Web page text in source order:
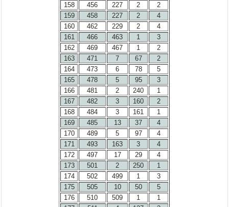
158
456 227 2
2
159
458 227 2
4
160
462 229 2
4
161
466 463 1
3
162
469 467 1
2
163
471 7 67
2
164
473 6 78
5
165
478 5 95
3
166
481 2 240
1
167
482 3 160
2
168
484 3 161
1
169
485 13 37
4
170
489 5 97
4
171
493 163 3
4
172
497 17 29
4
173
501 2 250
1
174
502 499 1
3
175
505 10 50
5
176
510 509 1
1